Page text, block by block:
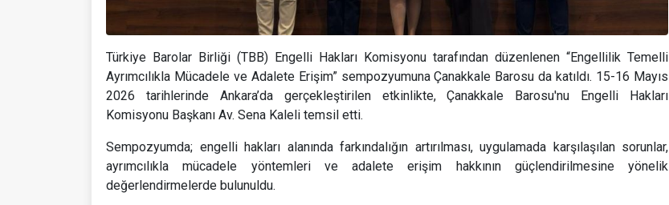
Türkiye Barolar Birliği (TBB) Engelli Hakları Komisyonu tarafından düzenlenen “Engellilik Temelli
Ayrımcılıkla Mücadele ve Adalete Erişim” sempozyumuna Çanakkale Barosu da katıldı. 15-16 Mayıs
2026 tarihlerinde Ankara’da gerçekleştirilen etkinlikte, Çanakkale Barosu'nu Engelli Hakları
Komisyonu Başkanı Av. Sena Kaleli temsil etti.
Sempozyumda; engelli hakları alanında farkındalığın artırılması, uygulamada karşılaşılan sorunlar,
ayrımcılıkla mücadele yöntemleri ve adalete erişim hakkının güçlendirilmesine yönelik
değerlendirmelerde bulunuldu.